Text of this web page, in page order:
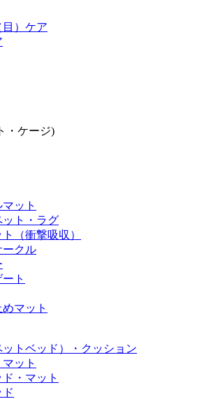
）ケア
・ケージ)
ット
ット・ラグ
（衝撃吸収）
ークル
ト
マット
トベッド）・クッション
ット
・マット